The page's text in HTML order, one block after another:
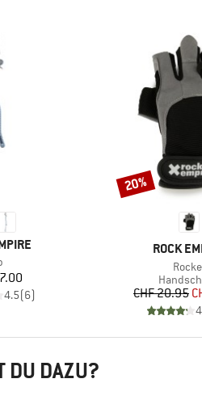
4.5(6)
MARKE
ROCK
Artikel
CHF 20.95
Rabatt
20%
DU DAZU?